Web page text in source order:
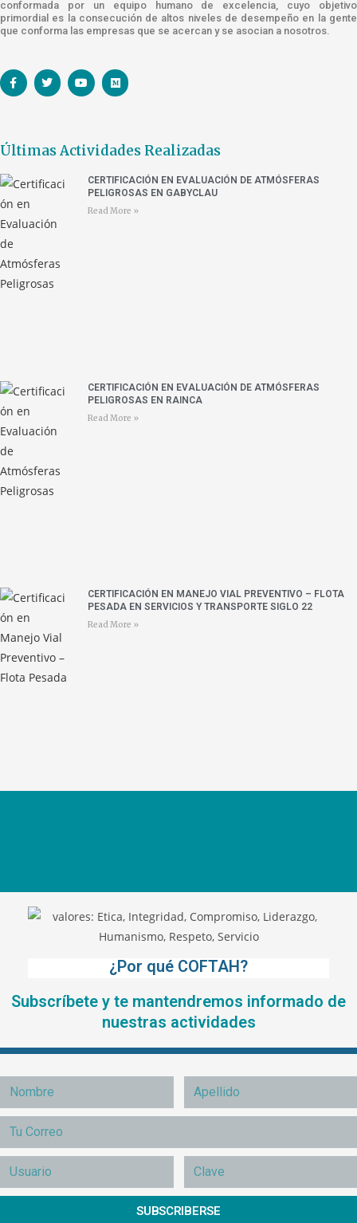
conformada por un equipo humano de excelencia, cuyo objetivo
primordial es la consecución de altos niveles de desempeño en la gente
que conforma las empresas que se acercan y se asocian a nosotros.
Últimas Actividades Realizadas
CERTIFICACIÓN EN EVALUACIÓN DE ATMÓSFERAS
PELIGROSAS EN GABYCLAU
Read More »
CERTIFICACIÓN EN EVALUACIÓN DE ATMÓSFERAS
PELIGROSAS EN RAINCA
Read More »
CERTIFICACIÓN EN MANEJO VIAL PREVENTIVO – FLOTA
PESADA EN SERVICIOS Y TRANSPORTE SIGLO 22
Read More »
¿Por qué COFTAH?
Subscríbete y te mantendremos informado de
nuestras actividades
SUBSCRIBERSE